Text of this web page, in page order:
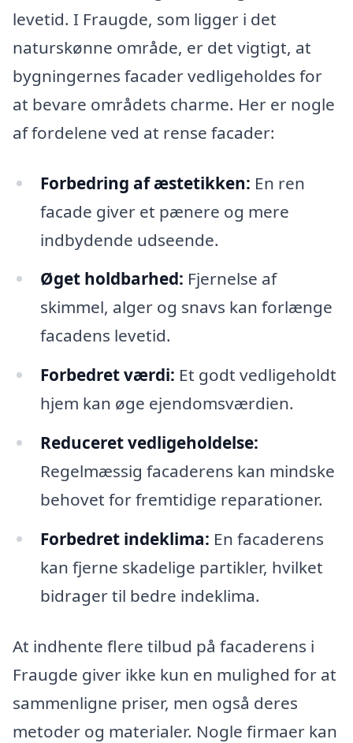
levetid. I Fraugde, som ligger i det
naturskønne område, er det vigtigt, at
bygningernes facader vedligeholdes for
at bevare områdets charme. Her er nogle
af fordelene ved at rense facader:
Forbedring af æstetikken: En ren
facade giver et pænere og mere
indbydende udseende.
Øget holdbarhed: Fjernelse af
skimmel, alger og snavs kan forlænge
facadens levetid.
Forbedret værdi: Et godt vedligeholdt
hjem kan øge ejendomsværdien.
Reduceret vedligeholdelse:
Regelmæssig facaderens kan mindske
behovet for fremtidige reparationer.
Forbedret indeklima: En facaderens
kan fjerne skadelige partikler, hvilket
bidrager til bedre indeklima.
At indhente flere tilbud på facaderens i
Fraugde giver ikke kun en mulighed for at
sammenligne priser, men også deres
metoder og materialer. Nogle firmaer kan